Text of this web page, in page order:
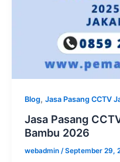
Blog, Jasa Pasang CCTV
Jasa Pasang
Bambu 2026
webadmin /September 29,